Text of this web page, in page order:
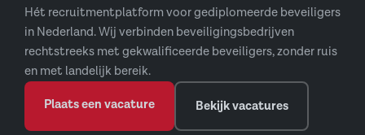
Hét recruitmentplatform voor gediplomeerde beveiligers
in Nederland. Wij verbinden beveiligingsbedrijven
rechtstreeks met gekwalificeerde beveiligers, zonder ruis
en met landelijk bereik.
Plaats een vacature Bekijk vacatures